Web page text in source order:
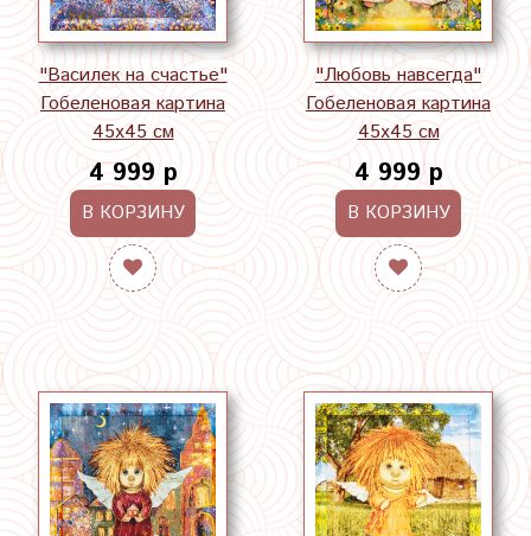
"Василек на счастье"
Гобеленовая картина
45х45 см
4 999 р
В КОРЗИНУ
"Любовь навсегда"
Гобеленовая картина
45х45 см
4 999 р
В КОРЗИНУ